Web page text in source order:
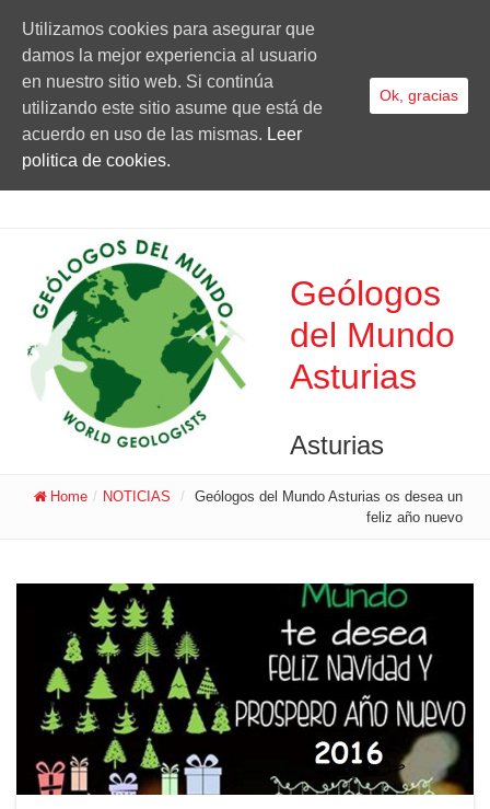
Geólogos
del Mundo
Asturias
Asturias
Home / NOTICIAS /
Geólogos del Mundo Asturias os desea un
feliz año nuevo
Utilizamos cookies para asegurar que
damos la mejor experiencia al usuario
en nuestro sitio web. Si continúa
utilizando este sitio asume que está de
acuerdo en uso de las mismas. Leer
politica de cookies.
Ok, gracias